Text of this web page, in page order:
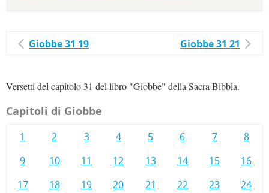
Giobbe 31 19 Giobbe 31 21
Versetti del capitolo 31 del libro "Giobbe" della Sacra Bibbia.
Capitoli di Giobbe
1 2 3 4 5 6 7
8
9
10 11 12 13 14 15
16
17
18 19 20 21 22 23
24